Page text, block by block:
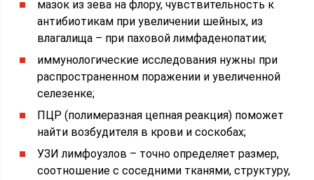
мазок из зева на флору, чувствительность к
антибиотикам при увеличении шейных, из
влагалища – при паховой лимфаденопатии;
иммунологические исследования нужны при
распространенном поражении и увеличенной
селезенке;
ПЦР (полимеразная цепная реакция) поможет
найти возбудителя в крови и соскобах;
УЗИ лимфоузлов – точно определяет размер,
соотношение с соседними тканями, структуру,